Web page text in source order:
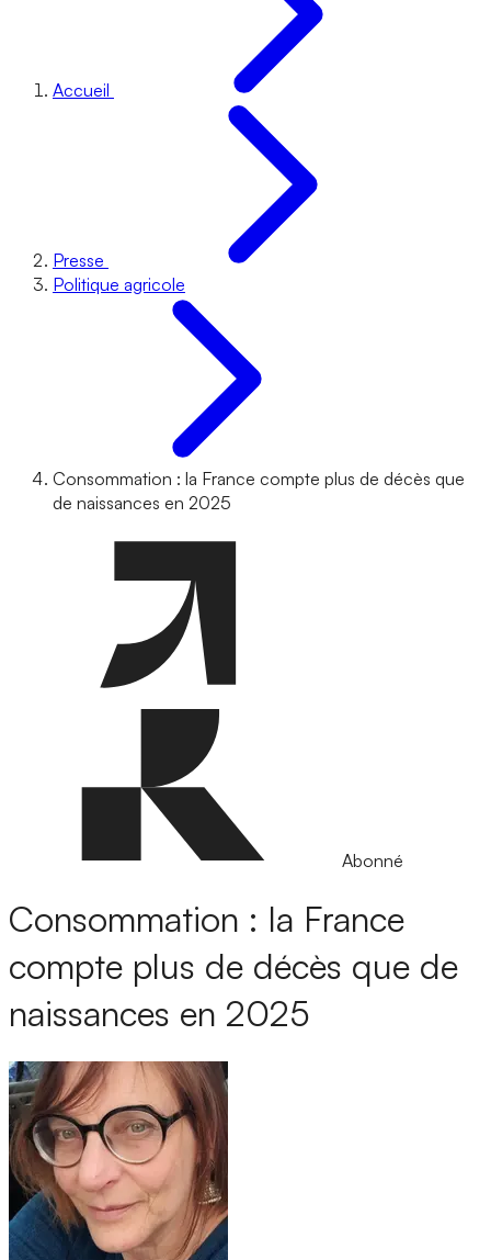
Accueil
Presse
Politique agricole
Consommation : la France compte plus de décès que
de naissances en 2025
Abonné
Consommation : la France
compte plus de décès que de
naissances en 2025